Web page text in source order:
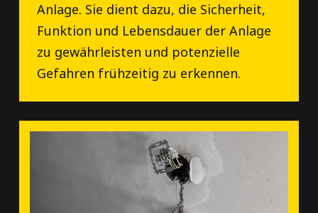
Anlage. Sie dient dazu, die Sicherheit,
Funktion und Lebensdauer der Anlage
zu gewährleisten und potenzielle
Gefahren frühzeitig zu erkennen.